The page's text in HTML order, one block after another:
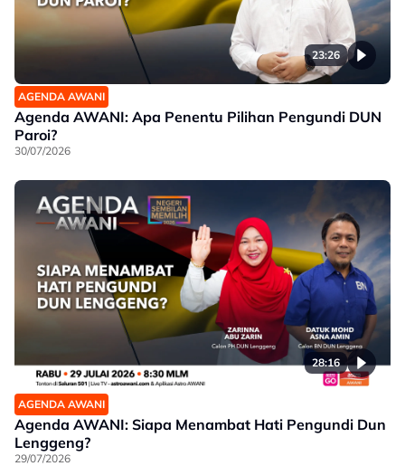
23:26
AGENDA AWANI
Agenda AWANI: Apa Penentu Pilihan Pengundi DUN
Paroi?
30/07/2026
28:16
AGENDA AWANI
Agenda AWANI: Siapa Menambat Hati Pengundi Dun
Lenggeng?
29/07/2026